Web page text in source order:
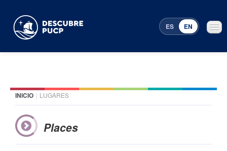
ES EN
Places
Featured events
Menu Programming
INICIO | LUGARES
Places